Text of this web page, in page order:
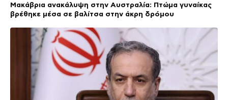
Μακάβρια ανακάλυψη στην Αυστραλία: Πτώμα γυναίκας
βρέθηκε μέσα σε βαλίτσα στην άκρη δρόμου